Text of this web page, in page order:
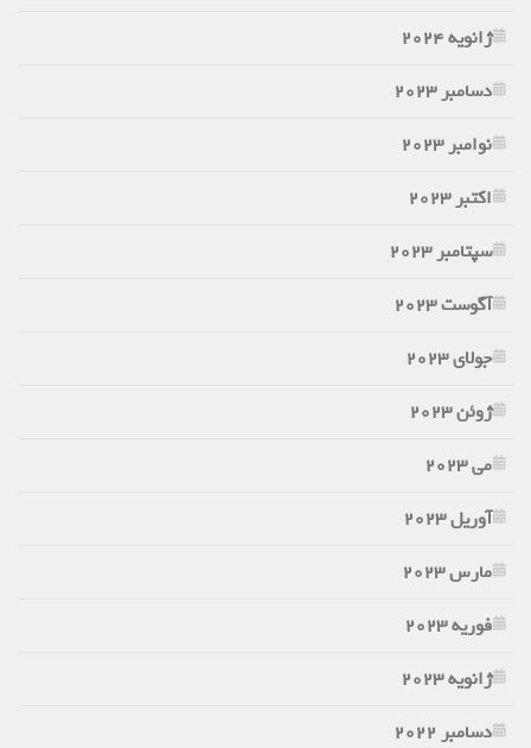
ژانویه 2024
دسامبر 2023
نوامبر 2023
اکتبر 2023
سپتامبر 2023
آگوست 2023
جولای 2023
ژوئن 2023
می 2023
آوریل 2023
مارس 2023
فوریه 2023
ژانویه 2023
دسامبر 2022